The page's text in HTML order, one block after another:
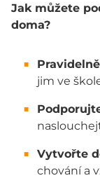
Jak můžete
doma?
jim ve
Vytvořte
chování a